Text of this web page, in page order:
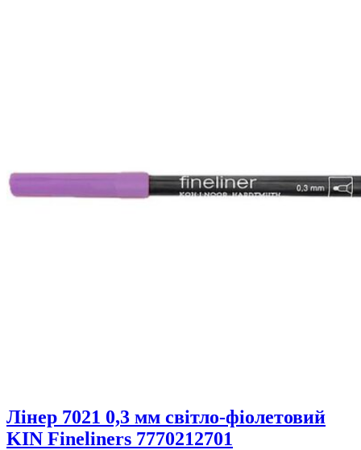
Лінер 7021 0,3 мм світло-фіолетовий
KIN Fineliners 7770212701